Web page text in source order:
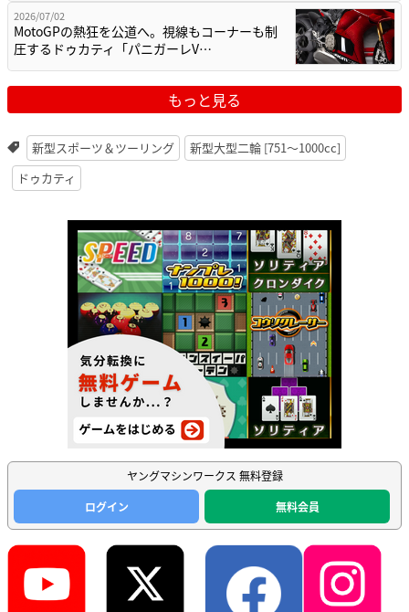
2026/07/02
MotoGPの熱狂を公道へ。視線もコーナーも制
圧するドゥカティ「パニガーレV…
もっと見る
新型スポーツ＆ツーリング
新型大型二輪 [751〜1000cc]
ドゥカティ
ヤングマシンワークス 無料登録
ログイン
無料会員